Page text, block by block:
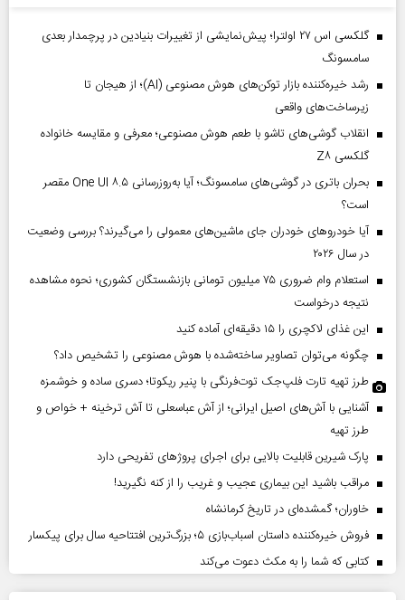
گلکسی اس ۲۷ اولترا؛ پیش‌نمایشی از تغییرات بنیادین در پرچمدار بعدی
سامسونگ
رشد خیره‌کننده بازار توکن‌های هوش مصنوعی (AI)؛ از هیجان تا
زیرساخت‌های واقعی
انقلاب گوشی‌های تاشو‌ با طعم هوش مصنوعی؛ معرفی و مقایسه خانواده
گلکسی Z۸
بحران باتری در گوشی‌های سامسونگ؛ آیا به‌روزرسانی One UI ۸.۵ مقصر
است؟
آیا خودروهای خودران جای ماشین‌های معمولی را می‌گیرند؟ بررسی وضعیت
در سال ۲۰۲۶
استعلام وام ضروری ۷۵ میلیون تومانی بازنشستگان کشوری؛ نحوه مشاهده
نتیجه درخواست
این غذای لاکچری را ۱۵ دقیقه‌ای آماده کنید
چگونه می‌توان تصاویر ساخته‌شده با هوش مصنوعی را تشخیص داد؟
طرز تهیه تارت فلپ‌جک توت‌فرنگی با پنیر ریکوتا؛ دسری ساده و خوشمزه
آشنایی با آش‌های اصیل ایرانی؛ از آش عباسعلی تا آش ترخینه + خواص و
طرز تهیه
پارک شیرین قابلیت‌ بالایی برای اجرای پروژهای تفریحی دارد
مراقب باشید این بیماری عجیب و غریب را از کنه نگیرید!
خاوران؛ گمشده‌ای در تاریخ کرمانشاه
فروش خیره‌کننده داستان اسباب‌بازی ۵؛ بزرگ‌ترین افتتاحیه سال برای پیکسار
کتابی که شما را به مکث دعوت می‌کند